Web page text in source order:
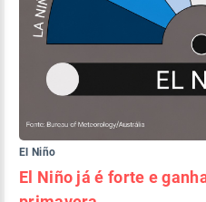
El Niño
El Niño já é forte e